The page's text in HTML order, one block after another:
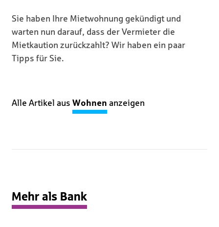
Sie haben Ihre Mietwohnung gekündigt und
warten nun darauf, dass der Vermieter die
Mietkaution zurückzahlt? Wir haben ein paar
Tipps für Sie.
Alle Artikel aus Wohnen anzeigen
Mehr als Bank